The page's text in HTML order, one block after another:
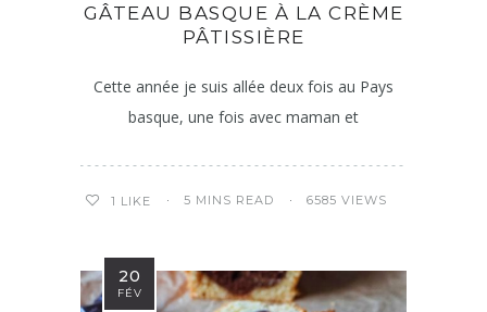
GÂTEAU BASQUE À LA CRÈME
PÂTISSIÈRE
Cette année je suis allée deux fois au Pays
basque, une fois avec maman et
1 LIKE 5 MINS READ 6585 VIEWS
20
FÉV